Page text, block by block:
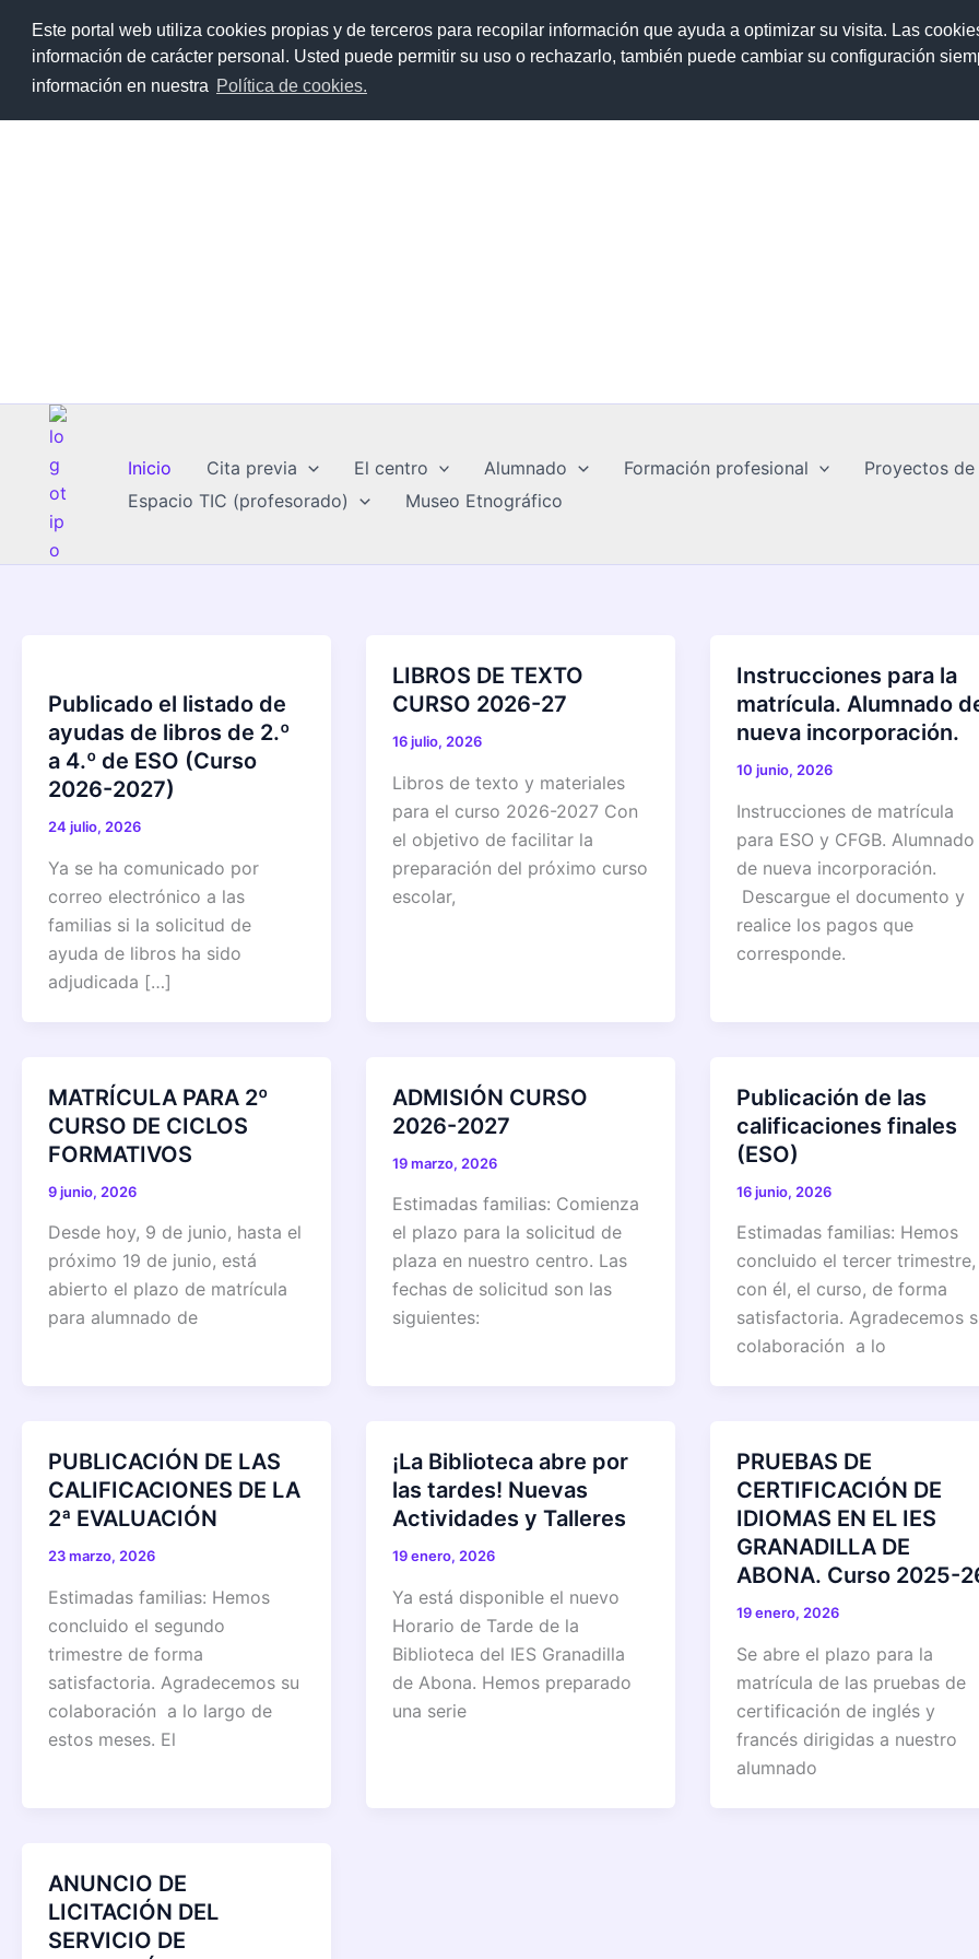
Este portal web utiliza cookies propias y de terceros para recopilar información que ayuda a optimizar su visita. Las
información de carácter personal. Usted puede permitir su uso o rechazarlo, también puede cambiar su configuración
información en nuestra Política de cookies.
922 47 41 71 38011315@gobiernodecanarias.org Instagram
IES
Inicio Cita previa El centro Alumnado Formación profesional
Proyectos
Espacio TIC (profesorado)
Museo Etnográfico
Publicado el listado de
ayudas de libros de 2.º
a 4.º de ESO (Curso
2026-2027)
24 julio, 2026
Ya se ha comunicado por
correo electrónico a las
familias si la solicitud de
ayuda de libros ha sido
adjudicada […]
LIBROS DE TEXTO
CURSO 2026-27
16 julio, 2026
Libros de texto y materiales
para el curso 2026-2027 Con
el objetivo de facilitar la
preparación del próximo curso
escolar,
Instrucciones para la
matrícula. Alumnado
nueva incorporación.
10 junio, 2026
Instrucciones de matrícula
para ESO y CFGB. Alumnado
de nueva incorporación.
Descargue el documento y
realice los pagos que
corresponde.
MATRÍCULA PARA 2º
CURSO DE CICLOS
FORMATIVOS
9 junio, 2026
Desde hoy, 9 de junio, hasta el
próximo 19 de junio, está
abierto el plazo de matrícula
para alumnado de
ADMISIÓN CURSO
2026-2027
19 marzo, 2026
Estimadas familias: Comienza
el plazo para la solicitud de
plaza en nuestro centro. Las
fechas de solicitud son las
siguientes:
Publicación de las
calificaciones finales
(ESO)
16 junio, 2026
Estimadas familias: Hemos
concluido el tercer
con él, el curso, de forma
satisfactoria. Agradecemos
colaboración a lo
PUBLICACIÓN DE LAS
CALIFICACIONES DE LA
2ª EVALUACIÓN
23 marzo, 2026
Estimadas familias: Hemos
concluido el segundo
trimestre de forma
satisfactoria. Agradecemos su
colaboración a lo largo de
estos meses. El
¡La Biblioteca abre por
las tardes! Nuevas
Actividades y Talleres
19 enero, 2026
Ya está disponible el nuevo
Horario de Tarde de la
Biblioteca del IES Granadilla
de Abona. Hemos preparado
una serie
PRUEBAS DE
CERTIFICACIÓN DE
IDIOMAS EN EL IES
GRANADILLA DE
ABONA. Curso 2025-
19 enero, 2026
Se abre el plazo para la
matrícula de las pruebas de
certificación de inglés y
francés dirigidas a nuestro
alumnado
ANUNCIO DE
LICITACIÓN DEL
SERVICIO DE